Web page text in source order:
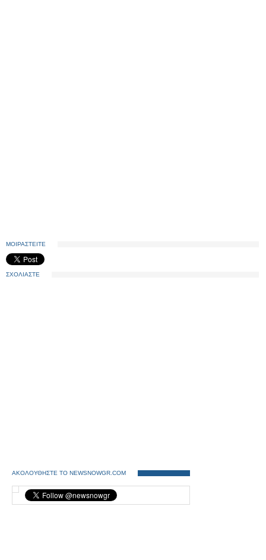
ΜΟΙΡΑΣΤΕΙΤΕ
ΣΧΟΛΙΑΣΤΕ
ΑΚΟΛΟΥΘΗΣΤΕ ΤΟ NEWSNOWGR.COM